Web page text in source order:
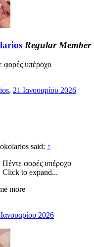
Regular Member
φορές υπέροχο
, 21 Ιανουαρίου 2026
said: ↑
Πέντε φορές υπέροχο
Click to expand...
more
2026